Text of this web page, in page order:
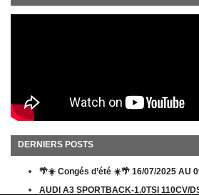
DERNIERS POSTS
🌴☀️ Congés d’été ☀️🌴 16/07/2025 AU
AUDI A3 SPORTBACK-1.0TSI 110CV/